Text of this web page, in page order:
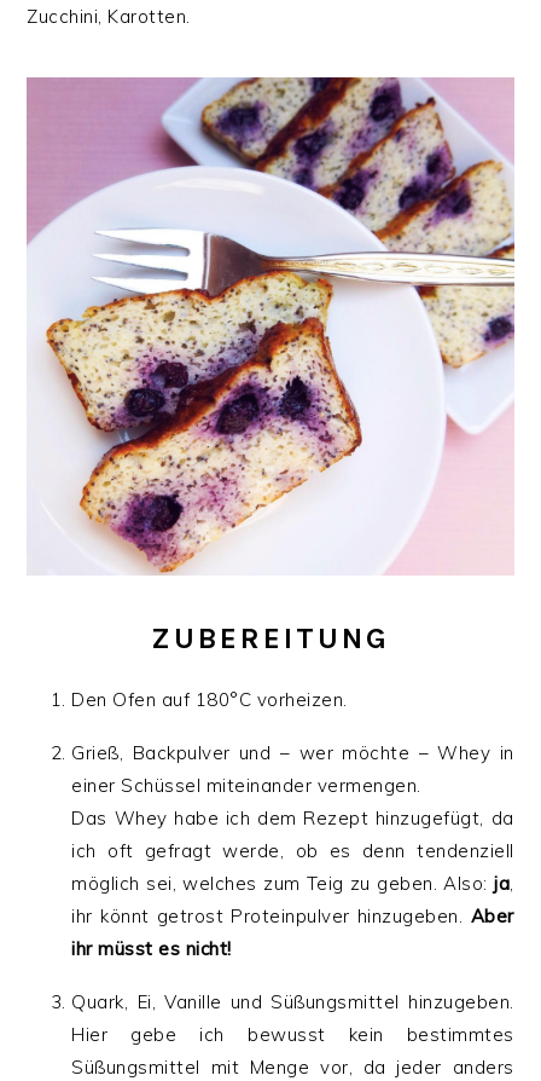
Zucchini, Karotten.
ZUBEREITUNG
Den Ofen auf 180°C vorheizen.
Grieß, Backpulver und – wer möchte – Whey in
einer Schüssel miteinander vermengen.
Das Whey habe ich dem Rezept hinzugefügt, da
ich oft gefragt werde, ob es denn tendenziell
möglich sei, welches zum Teig zu geben. Also:ja,
ihr könnt getrost Proteinpulver hinzugeben. Aber
ihr müsst es nicht!
Quark, Ei, Vanille und Süßungsmittel hinzugeben.
Hier gebe ich bewusst kein bestimmtes
Süßungsmittel mit Menge vor, da jeder anders